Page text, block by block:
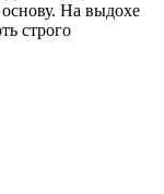
основу. На выдохе
строго